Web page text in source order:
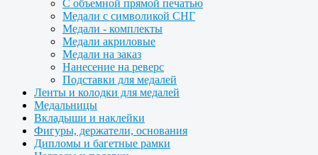
С объемной прямой печатью
Медали с символикой СНГ
Медали - комплекты
Медали акриловые
Медали на заказ
Нанесение на реверс
Подставки для медалей
Ленты и колодки для медалей
Медальницы
Вкладыши и наклейки
Фигуры, держатели, основания
Дипломы и багетные рамки